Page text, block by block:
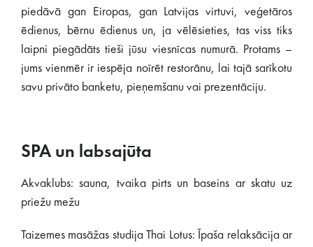
piedāvā gan Eiropas, gan Latvijas virtuvi, veģetāros
ēdienus, bērnu ēdienus un, ja vēlēsieties, tas viss tiks
laipni piegādāts tieši jūsu viesnīcas numurā. Protams –
jums vienmēr ir iespēja noīrēt restorānu, lai tajā sarīkotu
savu privāto banketu, pieņemšanu vai prezentāciju.
SPA un labsajūta
Akvaklubs: sauna, tvaika pirts un baseins ar skatu uz
priežu mežu
Taizemes masāžas studija Thai Lotus: Īpaša relaksācija ar